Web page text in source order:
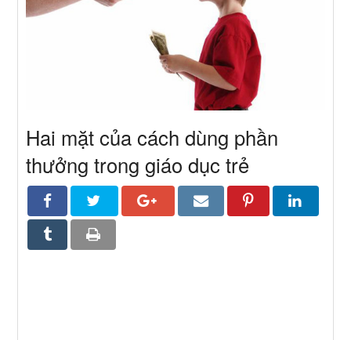
Hai mặt của cách dùng phần
thưởng trong giáo dục trẻ